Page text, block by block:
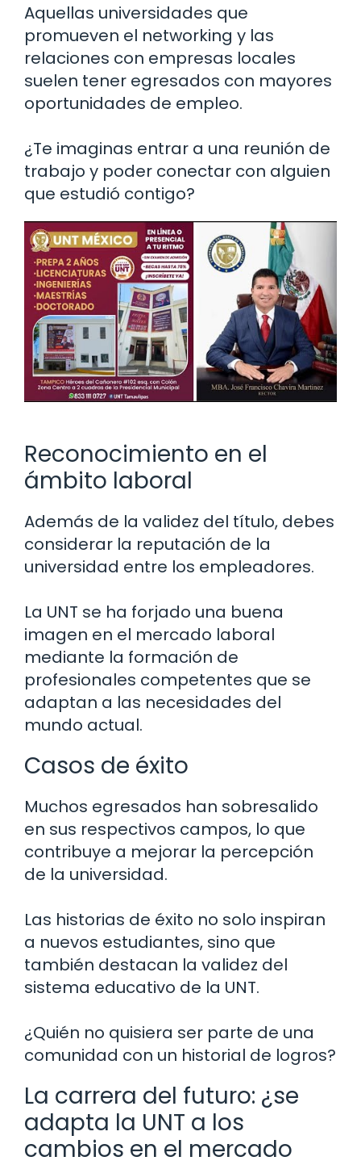
Aquellas universidades que
promueven el networking y las
relaciones con empresas locales
suelen tener egresados con mayores
oportunidades de empleo.
¿Te imaginas entrar a una reunión de
trabajo y poder conectar con alguien
que estudió contigo?
Reconocimiento en el
ámbito laboral
Además de la validez del título, debes
considerar la reputación de la
universidad entre los empleadores.
La UNT se ha forjado una buena
imagen en el mercado laboral
mediante la formación de
profesionales competentes que se
adaptan a las necesidades del
mundo actual.
Casos de éxito
Muchos egresados han sobresalido
en sus respectivos campos, lo que
contribuye a mejorar la percepción
de la universidad.
Las historias de éxito no solo inspiran
a nuevos estudiantes, sino que
también destacan la validez del
sistema educativo de la UNT.
¿Quién no quisiera ser parte de una
comunidad con un historial de logros?
La carrera del futuro: ¿se
adapta la UNT a los
cambios en el mercado